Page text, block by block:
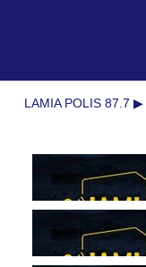
LAMIA POLIS 87.7 ▶︎